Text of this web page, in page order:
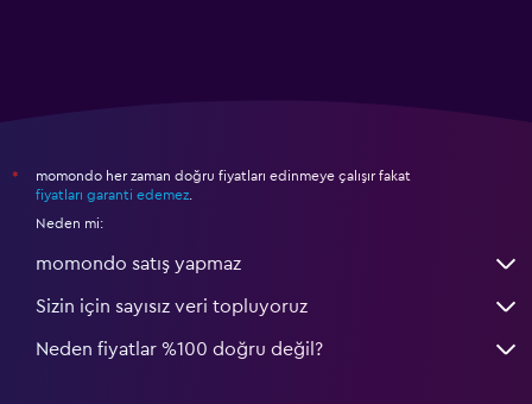
*
momondo her zaman doğru fiyatları edinmeye çalışır fakat
fiyatları garanti edemez.
Neden mi:
momondo satış yapmaz
Sizin için sayısız veri topluyoruz
Neden fiyatlar %100 doğru değil?